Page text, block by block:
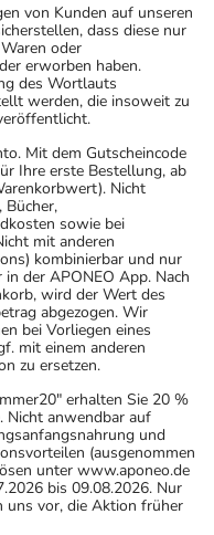
von Kunden auf unseren
dass diese nur
oder
erworben haben.
des Wortlauts
werden, die insoweit zu
Mit dem Gutscheincode
Ihre erste Bestellung, ab
Nicht
sowie bei
mit anderen
kombinierbar und nur
der APONEO App. Nach
wird der Wert des
abgezogen. Wir
bei Vorliegen eines
mit einem anderen
zu ersetzen.
erhalten Sie 20 %
Nicht anwendbar auf
und
(ausgenommen
unter www.aponeo.de
bis 09.08.2026. Nur
uns vor, die Aktion früher